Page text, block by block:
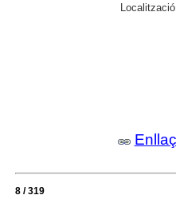
8 / 319